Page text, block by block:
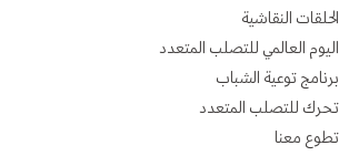
الحلقات النقاشية
اليوم العالمي للتصلب المتعدد
برنامج توعية الشباب
تحرك للتصلب المتعدد
تطوع معنا